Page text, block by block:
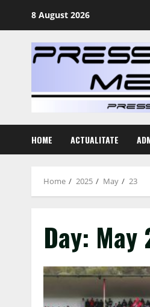
8 August 2026
HOME ACTUALITATE
Home 2025 May 23
Day: May